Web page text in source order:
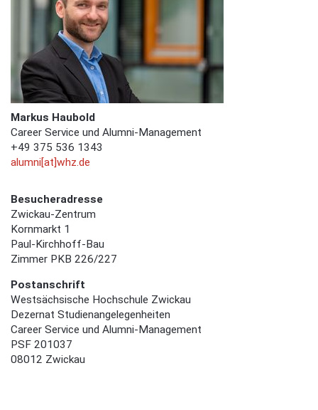
Markus Haubold
Career Service und Alumni-Management
+49 375 536 1343
alumni[at]whz.de
Besucheradresse
Zwickau-Zentrum
Kornmarkt 1
Paul-Kirchhoff-Bau
Zimmer PKB 226/227
Postanschrift
Westsächsische Hochschule Zwickau
Dezernat Studienangelegenheiten
Career Service und Alumni-Management
PSF 201037
08012 Zwickau